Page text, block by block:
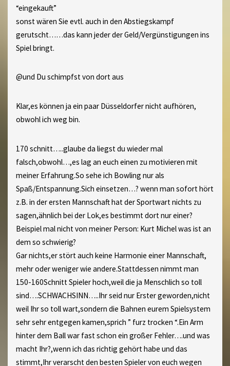
“eingekauft”
sonst wären Sie evtl. auch in den Abstiegskampf
gerutscht……das kann jeder der Geld/Vergünstigungen ins
Spiel bringt.
@und Du schimpfst von dort aus
Klar,es können ja ein paar Düsseldorfer nicht aufhören,
obwohl ich weg bin.
170 schnitt…..glaube da liegst du wieder mal
falsch,obwohl…,es lag an euch einen zu motivieren mit
meiner Erfahrung.So sehe ich Bowling nur als
Spaß/Entspannung.Sich einsetzen…? wenn man sofort hört
z.B. in der ersten Mannschaft hat der Sportwart nichts zu
sagen,ähnlich bei der Lok,es bestimmt dort nur einer?
Beispiel mal nicht von meiner Person: Kurt Michel was ist an
dem so schwierig?
Gar nichts,er stört auch keine Harmonie einer Mannschaft,
mehr oder weniger wie andere.Stattdessen nimmt man
150-160Schnitt Spieler hoch,weil die ja Menschlich so toll
sind….SCHWACHSINN…..Ihr seid nur Erster geworden,nicht
weil Ihr so toll wart,sondern die Bahnen eurem Spielsystem
sehr sehr entgegen kamen,sprich ” furz trocken “.Ein Arm
hinter dem Ball war fast schon ein großer Fehler….und was
macht Ihr?,wenn ich das richtig gehört habe und das
stimmt,Ihr verarscht den besten Spieler von euch wegen